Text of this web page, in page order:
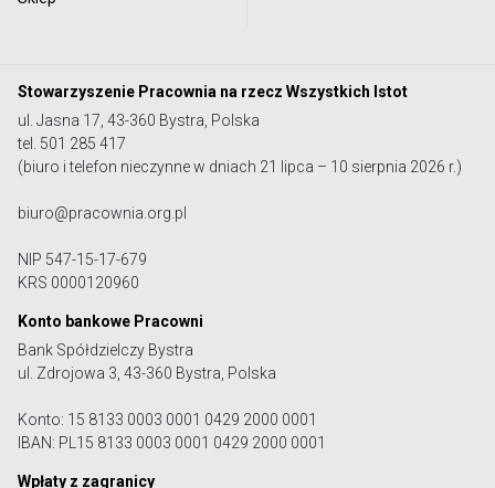
Stowarzyszenie Pracownia na rzecz Wszystkich Istot
ul. Jasna 17, 43-360 Bystra, Polska
tel. 501 285 417
(biuro i telefon nieczynne w dniach 21 lipca – 10 sierpnia 2026 r.)
biuro@pracownia.org.pl
NIP 547-15-17-679
KRS 0000120960
Konto bankowe Pracowni
Bank Spółdzielczy Bystra
ul. Zdrojowa 3, 43-360 Bystra, Polska
Konto: 15 8133 0003 0001 0429 2000 0001
IBAN: PL15 8133 0003 0001 0429 2000 0001
Wpłaty z zagranicy